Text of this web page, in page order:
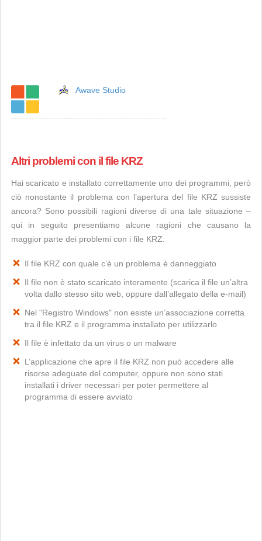
Awave Studio
Altri problemi con il file KRZ
Hai scaricato e installato correttamente uno dei programmi, però
ciò nonostante il problema con l’apertura del file KRZ sussiste
ancora? Sono possibili ragioni diverse di una tale situazione –
qui in seguito presentiamo alcune ragioni che causano la
maggior parte dei problemi con i file KRZ:
Il file KRZ con quale c’è un problema è danneggiato
Il file non è stato scaricato interamente (scarica il file un’altra
volta dallo stesso sito web, oppure dall’allegato della e-mail)
Nel "Registro Windows" non esiste un’associazione corretta
tra il file KRZ e il programma installato per utilizzarlo
Il file è infettato da un virus o un malware
L’applicazione che apre il file KRZ non può accedere alle
risorse adeguate del computer, oppure non sono stati
installati i driver necessari per poter permettere al
programma di essere avviato